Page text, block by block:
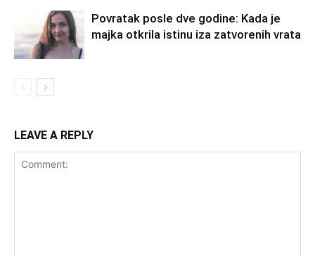
Povratak posle dve godine: Kada je
majka otkrila istinu iza zatvorenih vrata
LEAVE A REPLY